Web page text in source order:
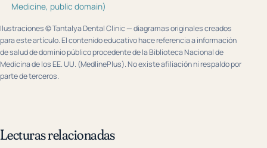
Medicine, public domain)
Ilustraciones © Tantalya Dental Clinic — diagramas originales creados
para este artículo. El contenido educativo hace referencia a información
de salud de dominio público procedente de la Biblioteca Nacional de
Medicina de los EE. UU. (MedlinePlus). No existe afiliación ni respaldo por
parte de terceros.
Lecturas relacionadas